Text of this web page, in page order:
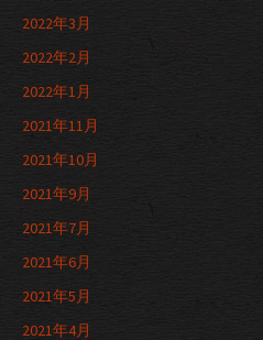
2022年3月
2022年2月
2022年1月
2021年11月
2021年10月
2021年9月
2021年7月
2021年6月
2021年5月
2021年4月